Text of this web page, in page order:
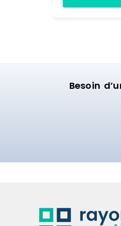
(LxlxH)90 x 35 x
Besoin